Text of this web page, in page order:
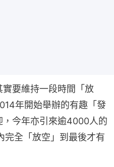
要維持一段時間「放
年開始舉辦的有趣「發
，今年亦引來逾4000人的
完全「放空」到最後才有